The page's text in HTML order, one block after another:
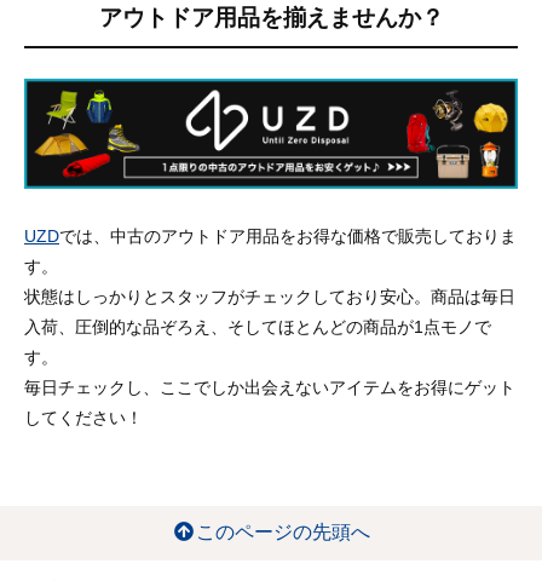
アウトドア用品を揃えませんか？
UZDでは、中古のアウトドア用品をお得な価格で販売しておりま
す。
状態はしっかりとスタッフがチェックしており安心。商品は毎日
入荷、圧倒的な品ぞろえ、そしてほとんどの商品が1点モノで
す。
毎日チェックし、ここでしか出会えないアイテムをお得にゲット
してください！
このページの先頭へ